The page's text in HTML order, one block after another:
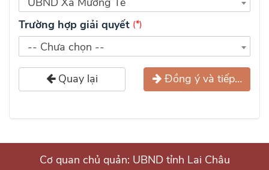
Trường hợp giải quyết (*)
-- Chưa chọn --
Quay lại Đồng ý và tiếp tục
Cơ quan chủ quản: UBND tỉnh Lai Châu